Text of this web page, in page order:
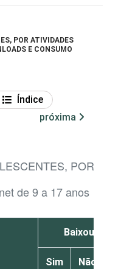
POR ATIVIDADES
E CONSUMO
Índice
próxima
POR
de 9 a 17 anos
Baixou
Sim Não